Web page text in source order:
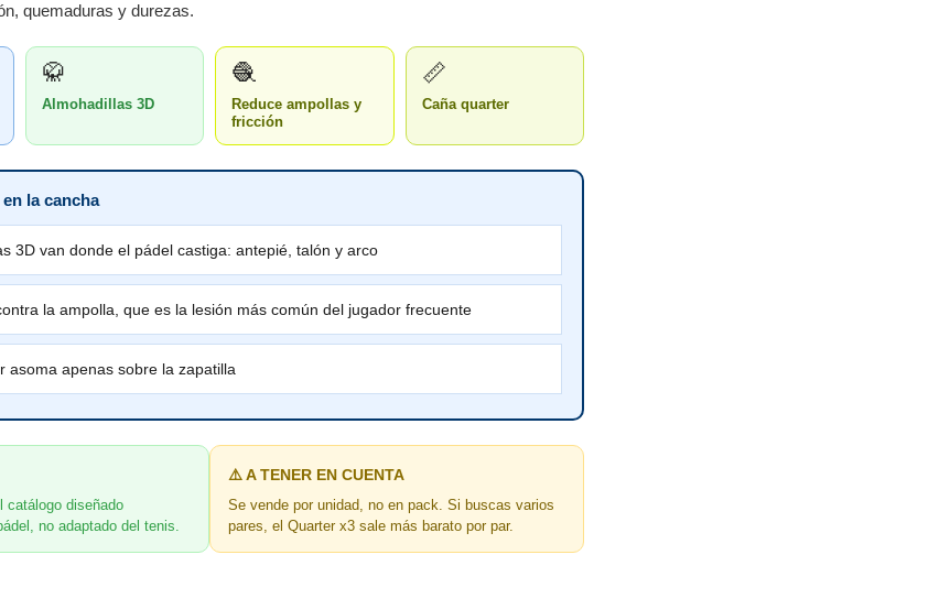
quemaduras y durezas.
🥋
Almohadillas 3D
🧶
Reduce ampollas y
fricción
📏
Caña quarter
la cancha
3D van donde el pádel castiga: antepié, talón y arco
la ampolla, que es la lesión más común del jugador frecuente
apenas sobre la zapatilla
catálogo diseñado
no adaptado del tenis.
⚠️ A TENER EN CUENTA
Se vende por unidad, no en pack. Si buscas varios
pares, el Quarter x3 sale más barato por par.